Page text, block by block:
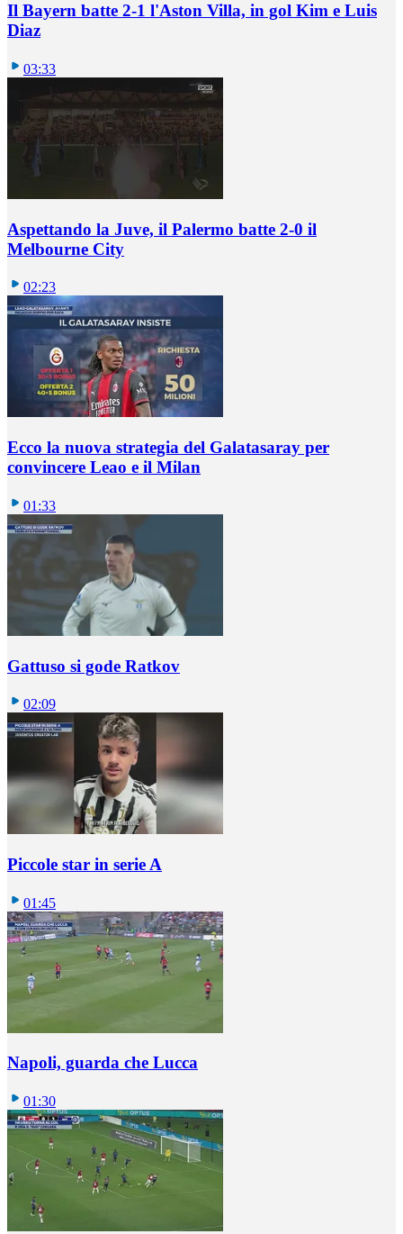
Il Bayern batte 2-1 l'Aston Villa, in gol Kim e Luis
Diaz
03:33
Aspettando la Juve, il Palermo batte 2-0 il
Melbourne City
02:23
Ecco la nuova strategia del Galatasaray per
convincere Leao e il Milan
01:33
Gattuso si gode Ratkov
02:09
Piccole star in serie A
01:45
Napoli, guarda che Lucca
01:30